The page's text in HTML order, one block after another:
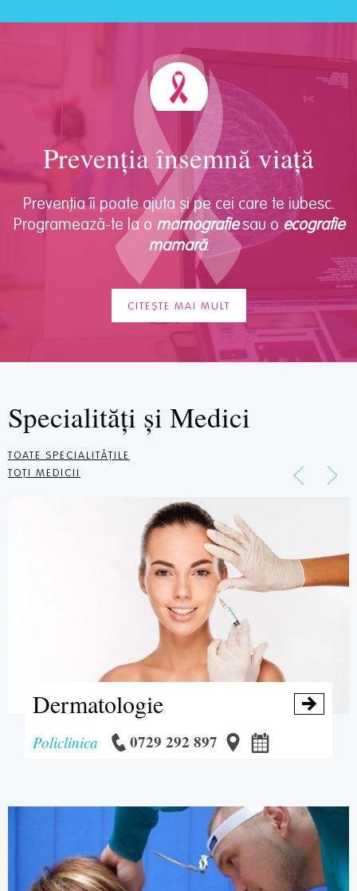
Prevenția însemnă viață
Prevenția îi poate ajuta și pe cei care te iubesc.
Programează-te la o mamografiesau o ecografie
mamară.
CITEȘTE MAI MULT
Specialități și Medici
TOATE SPECIALITĂȚILE
TOȚI MEDICII

Dermatologie
Policlinica 0729 292 897